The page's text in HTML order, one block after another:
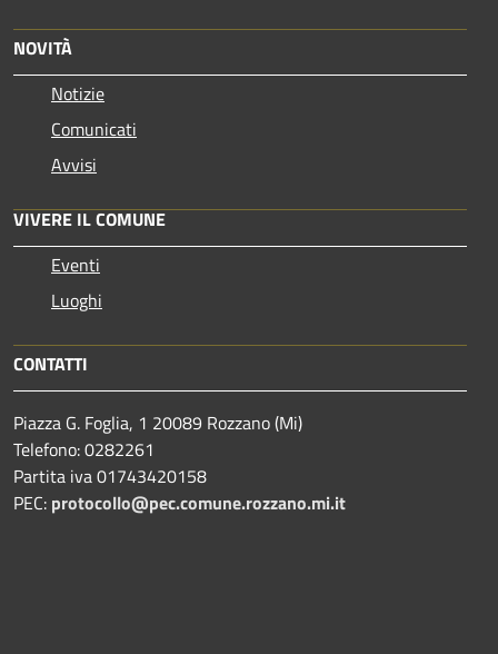
NOVITÀ
Notizie
Comunicati
Avvisi
VIVERE IL COMUNE
Eventi
Luoghi
CONTATTI
Piazza G. Foglia, 1 20089 Rozzano (Mi)
Telefono: 0282261
Partita iva 01743420158
PEC: protocollo@pec.comune.rozzano.mi.it